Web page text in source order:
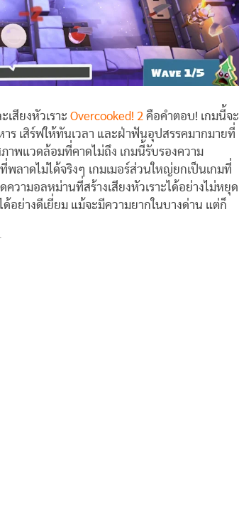
สียงหัวเราะ Overcooked! 2 คือคำตอบ! เกมนี้จะ
ร เสิร์ฟให้ทันเวลา และฝ่าฟันอุปสรรคมากมายที่
ภาพแวดล้อมที่คาดไม่ถึง เกมนี้รับรองความ
ที่พลาดไม่ได้จริงๆ เกมเมอร์ส่วนใหญ่ยกเป็นเกมที่
วามอลหม่านที่สร้างเสียงหัวเราะได้อย่างไม่หยุด
ย่างดีเยี่ยม แม้จะมีความยากในบางด่าน แต่ก็